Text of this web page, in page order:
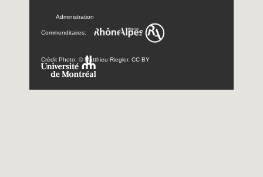
Administration
Commenditaires:
Crédit Photo: © Matthieu Riegler. CC BY